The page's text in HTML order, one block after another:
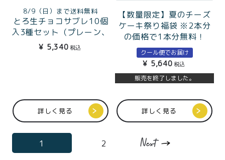
8/9（日）まで送料無料
とろ生チョコサブレ10個
入3種セット（プレーン、
ストロベリー、プレミア
ムココア）
¥ 5,340 税込
詳しく見る
【数量限定】夏のチーズ
ケーキ祭り福袋 ※2本分
の価格で1本分無料！
クール便でお届け
¥ 5,640 税込
販売を終了しました。
詳しく見る
1 2